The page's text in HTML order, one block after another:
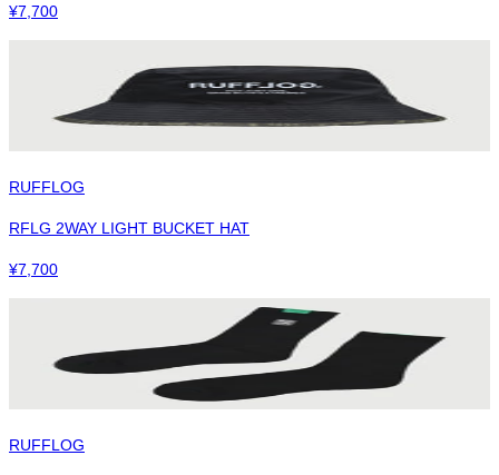
¥7,700
RUFFLOG
RFLG 2WAY LIGHT BUCKET HAT
¥7,700
RUFFLOG